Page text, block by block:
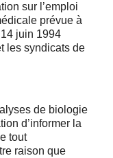
sur l’emploi
prévue à
14 juin 1994
les syndicats de
de biologie
d’informer la
tout
raison que